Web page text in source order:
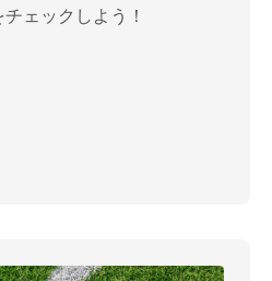
ェックしよう！